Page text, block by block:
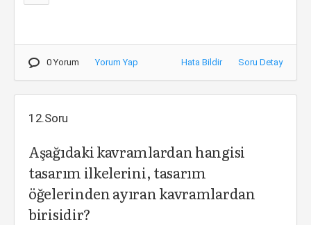
0 Yorum Yorum Yap Hata Bildir Soru Detay
12.Soru
Aşağıdaki kavramlardan hangisi
tasarım ilkelerini, tasarım
öğelerinden ayıran kavramlardan
birisidir?